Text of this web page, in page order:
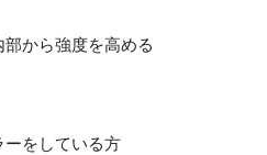
部から強度を高める
ーをしている方